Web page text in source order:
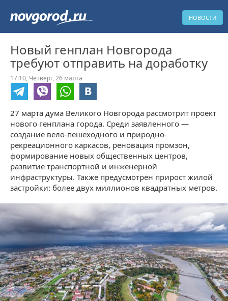
НОВОСТИ
Новый генплан Новгорода
требуют отправить на доработку
17:10, Четверг, 26 марта
27 марта дума Великого Новгорода рассмотрит проект
нового генплана города. Среди заявленного —
создание вело-пешеходного и природно-
рекреационного каркасов, реновация промзон,
формирование новых общественных центров,
развитие транспортной и инженерной
инфраструктуры. Также предусмотрен прирост жилой
застройки: более двух миллионов квадратных метров.